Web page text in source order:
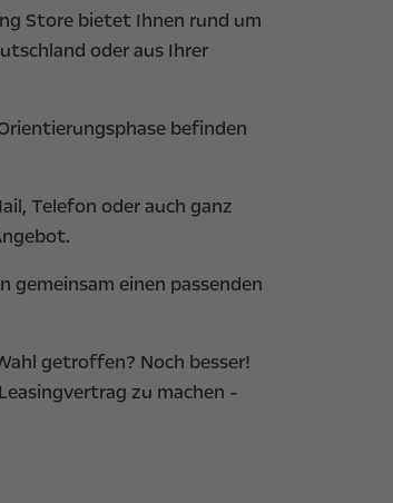
Store bietet Ihnen rund um
oder aus Ihrer
befinden
Telefon oder auch ganz
gemeinsam einen passenden
getroffen? Noch besser!
zu machen -